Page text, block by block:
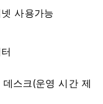
사용가능
데스크(운영 시간 제